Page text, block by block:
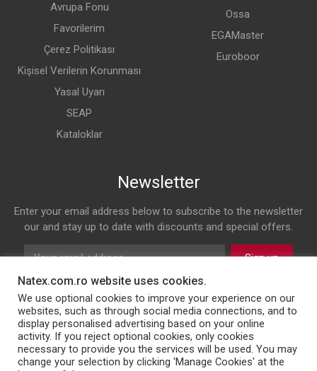
Avrupa Fonu
Favorilerim
Çerez Politikası
Kişisel Verilerin Korunması
Yasal Uyarı
SEAP
Kataloklar
Ossa
EGAMaster
Euroboor
Newsletter
Enter your email address below to subscribe to the newsletter
our and stay up to date with discounts and special offers.
Sign up
Follow us on
FacebookTwitterInstagramLinkedIn
Natex.com.ro website uses cookies.
We use optional cookies to improve your experience on our
websites, such as through social media connections, and to
display personalised advertising based on your online
activity. If you reject optional cookies, only cookies
necessary to provide you the services will be used. You may
change your selection by clicking 'Manage Cookies' at the